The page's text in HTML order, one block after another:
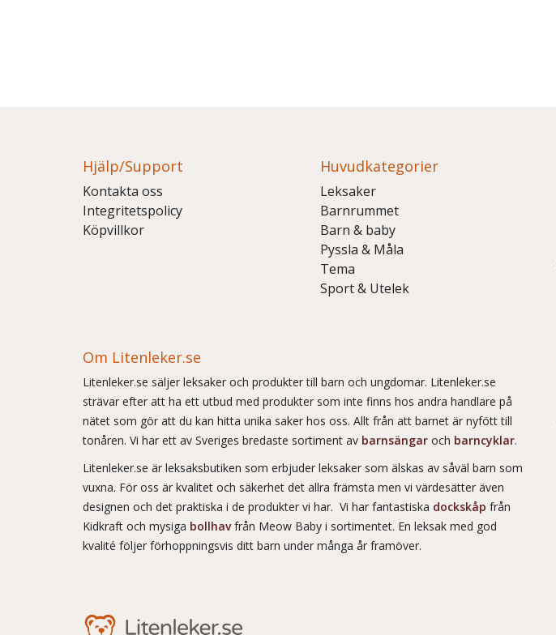
Hjälp/Support
Kontakta oss
Integritetspolicy
Köpvillkor
Huvudkategorier
Leksaker
Barnrummet
Barn & baby
Pyssla & Måla
Tema
Sport & Utelek
Om Litenleker.se
Litenleker.se säljer leksaker och produkter till barn och ungdomar. Litenleker.se
strävar efter att ha ett utbud med produkter som inte finns hos andra handlare på
nätet som gör att du kan hitta unika saker hos oss. Allt från att barnet är nyfött till
tonåren. Vi har ett av Sveriges bredaste sortiment av barnsängar och barncyklar.
Litenleker.se är leksaksbutiken som erbjuder leksaker som älskas av såväl barn som
vuxna. För oss är kvalitet och säkerhet det allra främsta men vi värdesätter även
designen och det praktiska i de produkter vi har. Vi har fantastiska dockskåp från
Kidkraft och mysiga bollhavfrån Meow Baby i sortimentet. En leksak med god
kvalité följer förhoppningsvis ditt barn under många år framöver.